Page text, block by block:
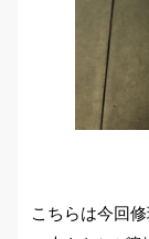
こちらは今回